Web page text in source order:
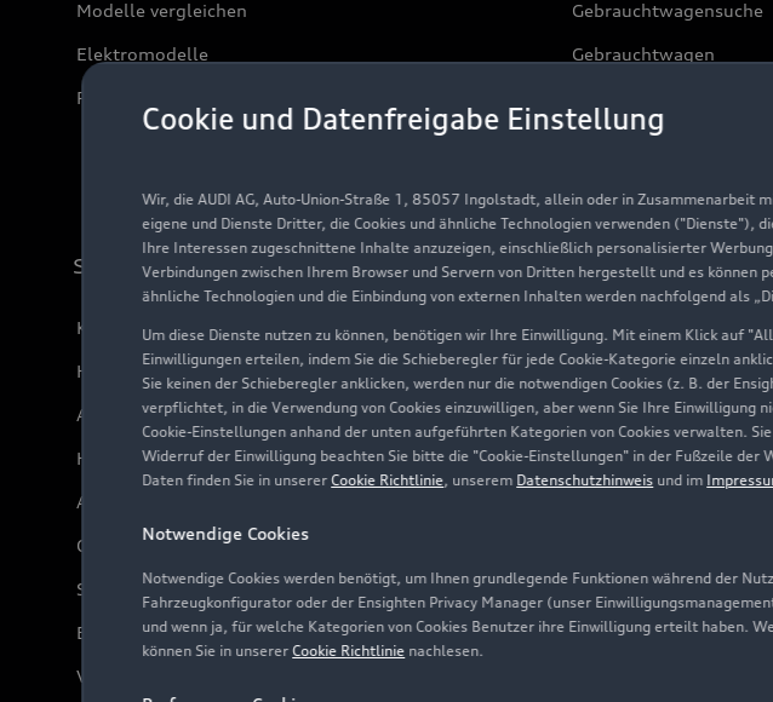
Cookie und Datenfreigabe Einstellung
Wir, die AUDI AG, Auto-Union-Straße 1, 85057 Ingolstadt, allein oder in
eigene und Dienste Dritter, die Cookies und ähnliche Technologien verwenden
Ihre Interessen zugeschnittene Inhalte anzuzeigen, einschließlich personalisierter
Verbindungen zwischen Ihrem Browser und Servern von Dritten hergestellt und es
ähnliche Technologien und die Einbindung von externen Inhalten werden nachfolgend als
Um diese Dienste nutzen zu können, benötigen wir Ihre Einwilligung. Mit einem Klick auf
Einwilligungen erteilen, indem Sie die Schieberegler für jede Cookie-Kategorie einzeln
Sie keinen der Schieberegler anklicken, werden nur die notwendigen Cookies (z. B. der
verpflichtet, in die Verwendung von Cookies einzuwilligen, aber wenn Sie Ihre
Cookie-Einstellungen anhand der unten aufgeführten Kategorien von Cookies verwalten.
Widerruf der Einwilligung beachten Sie bitte die "Cookie-Einstellungen" in der Fußzeile
Daten finden Sie in unsererCookie Richtlinie, unserem Datenschutzhinweis und im
Notwendige Cookies
Notwendige Cookies werden benötigt, um Ihnen grundlegende Funktionen während der
Fahrzeugkonfigurator oder der Ensighten Privacy Manager (unser
und wenn ja, für welche Kategorien von Cookies Benutzer ihre Einwilligung erteilt haben.
können Sie in unsererCookie Richtlinie nachlesen.
Modelle vergleichen
Elektromodelle
Plug-in-Hybride
Gebrauchtwagensuche
Gebrauchtwagen
Aktionen & Angebote
Support
Kundenservice
Händlersuche
Audi Code
Häufige Fragen (FAQ)
Audi Online Beratung
Online-Terminvereinbarung
Servicekontakt
Bordbuch & Bedienungsanleitungen
Verträge kündigen
Über Audi
Unternehmen
Karriere
Investor Relations
Presse & Media Center
Newsletter